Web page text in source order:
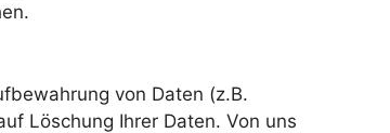
von Daten (z.B.
Löschung Ihrer Daten. Von uns